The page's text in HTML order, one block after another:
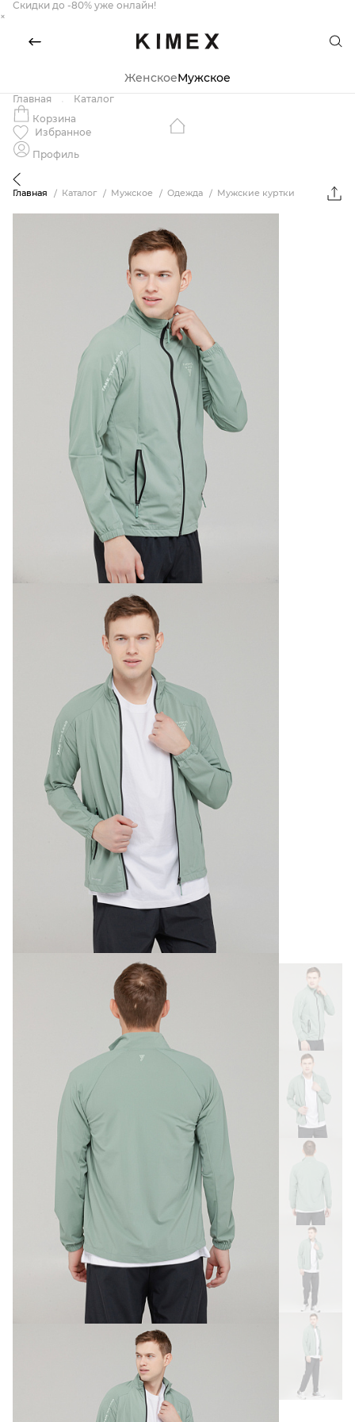
Скидки до -80% уже онлайн!
×
ЖенскоеМужское
Главная
Каталог
Корзина
Избранное
Профиль
Главная Каталог Мужское Одежда Мужские куртки